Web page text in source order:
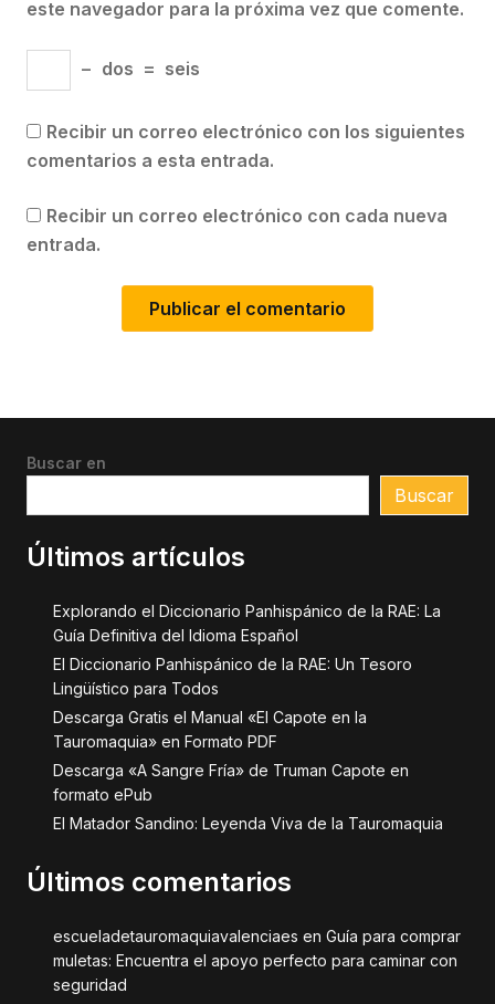
este navegador para la próxima vez que comente.
− dos = seis
Recibir un correo electrónico con los siguientes
comentarios a esta entrada.
Recibir un correo electrónico con cada nueva
entrada.
Buscar en
Buscar
Últimos artículos
Explorando el Diccionario Panhispánico de la RAE: La
Guía Definitiva del Idioma Español
El Diccionario Panhispánico de la RAE: Un Tesoro
Lingüístico para Todos
Descarga Gratis el Manual «El Capote en la
Tauromaquia» en Formato PDF
Descarga «A Sangre Fría» de Truman Capote en
formato ePub
El Matador Sandino: Leyenda Viva de la Tauromaquia
Últimos comentarios
escueladetauromaquiavalenciaes en Guía para comprar
muletas: Encuentra el apoyo perfecto para caminar con
seguridad